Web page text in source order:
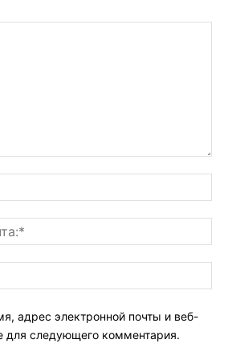
адрес электронной почты и веб-
для следующего комментария.